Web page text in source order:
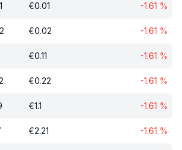
€0.01 -1.61 %
€0.02 -1.61 %
€0.11 -1.61 %
€0.22 -1.61 %
€1.1 -1.61 %
€2.21 -1.61 %